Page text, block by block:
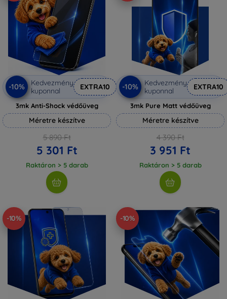
-10%
Kedvezmény
kuponnal
EXTRA10
3mk Anti-Shock védőüveg
Méretre készítve
5 890 Ft
5 301 Ft
Raktáron > 5 darab
-10%
Kedvezmény
kuponnal
EXTRA10
3mk Pure Matt védőüveg
Méretre készítve
4 390 Ft
3 951 Ft
Raktáron > 5 darab
-10% -10%